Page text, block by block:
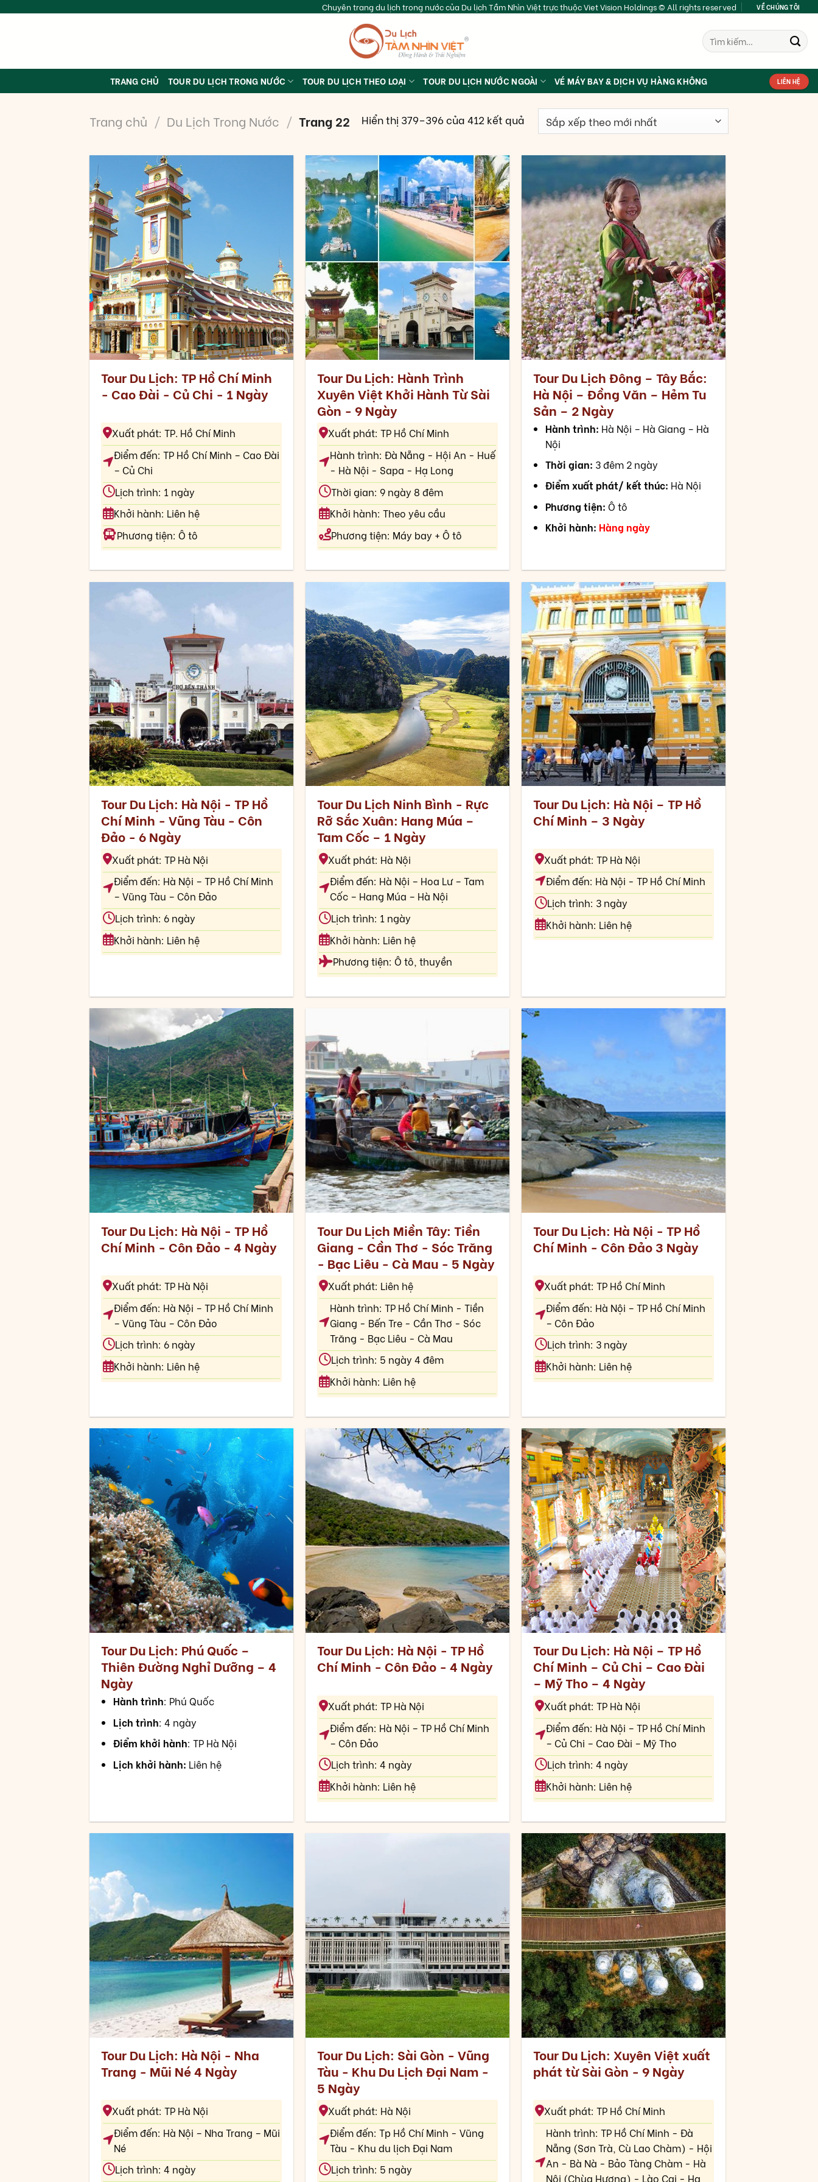
Chuyên trang du lịch trong nước của Du lịch Tầm Nhìn Việt trực thuộc Viet Vision Holdings © All rights reserved VỀ CHÚNG TÔI
Tìm
kiếm:
TRANG CHỦ TOUR DU LỊCH TRONG NƯỚC TOUR DU LỊCH THEO LOẠI TOUR DU LỊCH NƯỚC NGOÀI VÉ MÁY BAY & DỊCH VỤ HÀNG KHÔNG LIÊN HỆ
Trang chủ / Du Lịch Trong Nước / Trang 22 Hiển thị 379–396 của 412 kết quả
Tour Du Lịch: TP Hồ Chí Minh
- Cao Đài - Củ Chi - 1 Ngày
Xuất phát: TP. Hồ Chí Minh
Điểm đến: TP Hồ Chí Minh – Cao Đài
– Củ Chi
Lịch trình: 1 ngày
Khởi hành: Liên hệ
Phương tiện: Ô tô
Tour Du Lịch: Hành Trình
Xuyên Việt Khởi Hành Từ Sài
Gòn - 9 Ngày
Xuất phát: TP Hồ Chí Minh
Hành trình: Đà Nẵng - Hội An - Huế
- Hà Nội - Sapa - Hạ Long
Thời gian: 9 ngày 8 đêm
Khởi hành: Theo yêu cầu
Phương tiện: Máy bay + Ô tô
Tour Du Lịch Đông – Tây Bắc:
Hà Nội – Đồng Văn – Hẻm Tu
Sản – 2 Ngày
Hành trình: Hà Nội – Hà Giang – Hà
Nội
Thời gian: 3 đêm 2 ngày
Điểm xuất phát/ kết thúc: Hà Nội
Phương tiện: Ô tô
Khởi hành: Hàng ngày
Tour Du Lịch: Hà Nội - TP Hồ
Chí Minh - Vũng Tàu - Côn
Đảo - 6 Ngày
Xuất phát: TP Hà Nội
Điểm đến: Hà Nội – TP Hồ Chí Minh
– Vũng Tàu – Côn Đảo
Lịch trình: 6 ngày
Khởi hành: Liên hệ
Tour Du Lịch Ninh Bình - Rực
Rỡ Sắc Xuân: Hang Múa –
Tam Cốc – 1 Ngày
Xuất phát: Hà Nội
Điểm đến: Hà Nội – Hoa Lư – Tam
Cốc – Hang Múa – Hà Nội
Lịch trình: 1 ngày
Khởi hành: Liên hệ
Phương tiện: Ô tô, thuyền
Tour Du Lịch: Hà Nội – TP Hồ
Chí Minh – 3 Ngày
Xuất phát: TP Hà Nội
Điểm đến: Hà Nội - TP Hồ Chí Minh
Lịch trình: 3 ngày
Khởi hành: Liên hệ
Tour Du Lịch: Hà Nội - TP Hồ
Chí Minh - Côn Đảo - 4 Ngày
Xuất phát: TP Hà Nội
Điểm đến: Hà Nội – TP Hồ Chí Minh
– Vũng Tàu – Côn Đảo
Lịch trình: 6 ngày
Khởi hành: Liên hệ
Tour Du Lịch Miền Tây: Tiền
Giang - Cần Thơ - Sóc Trăng
- Bạc Liêu - Cà Mau - 5 Ngày
Xuất phát: Liên hệ
Hành trình: TP Hồ Chí Minh - Tiền
Giang - Bến Tre - Cần Thơ - Sóc
Trăng - Bạc Liêu - Cà Mau
Lịch trình: 5 ngày 4 đêm
Khởi hành: Liên hệ
Tour Du Lịch: Hà Nội - TP Hồ
Chí Minh - Côn Đảo 3 Ngày
Xuất phát: TP Hồ Chí Minh
Điểm đến: Hà Nội – TP Hồ Chí Minh
– Côn Đảo
Lịch trình: 3 ngày
Khởi hành: Liên hệ
Tour Du Lịch: Phú Quốc –
Thiên Đường Nghỉ Dưỡng – 4
Ngày
Hành trình: Phú Quốc
Lịch trình: 4 ngày
Điểm khởi hành: TP Hà Nội
Lịch khởi hành: Liên hệ
Tour Du Lịch: Hà Nội - TP Hồ
Chí Minh - Côn Đảo - 4 Ngày
Xuất phát: TP Hà Nội
Điểm đến: Hà Nội – TP Hồ Chí Minh
– Côn Đảo
Lịch trình: 4 ngày
Khởi hành: Liên hệ
Tour Du Lịch: Hà Nội – TP Hồ
Chí Minh – Củ Chi – Cao Đài
– Mỹ Tho – 4 Ngày
Xuất phát: TP Hà Nội
Điểm đến: Hà Nội – TP Hồ Chí Minh
– Củ Chi – Cao Đài – Mỹ Tho
Lịch trình: 4 ngày
Khởi hành: Liên hệ
Tour Du Lịch: Hà Nội - Nha
Trang - Mũi Né 4 Ngày
Xuất phát: TP Hà Nội
Điểm đến: Hà Nội – Nha Trang – Mũi
Né
Lịch trình: 4 ngày
Tour Du Lịch: Sài Gòn - Vũng
Tàu - Khu Du Lịch Đại Nam -
5 Ngày
Xuất phát: Hà Nội
Điểm đến: Tp Hồ Chí Minh - Vũng
Tàu - Khu du lịch Đại Nam
Lịch trình: 5 ngày
Tour Du Lịch: Xuyên Việt xuất
phát từ Sài Gòn - 9 Ngày
Xuất phát: TP Hồ Chí Minh
Hành trình: TP Hồ Chí Minh - Đà
Nẵng (Sơn Trà, Cù Lao Chàm) - Hội
An - Bà Nà - Bảo Tàng Chàm - Hà
Nội (Chùa Hương) - Lào Cai - Hạ